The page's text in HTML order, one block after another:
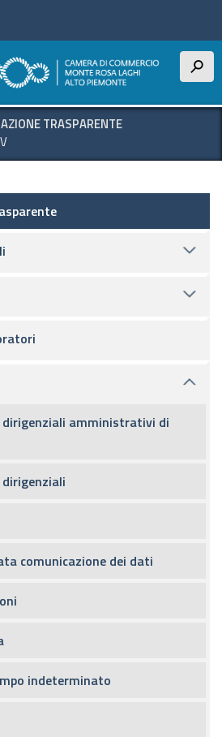
principale
h
TRASPARENTE
Trasparente
amministrativi di
comunicazione dei dati
indeterminato